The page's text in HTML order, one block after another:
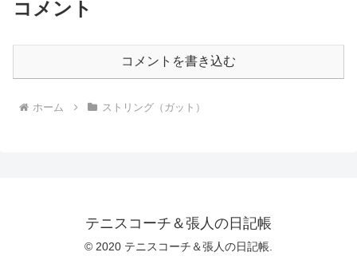
コメント
コメントを書き込む
ホーム ストリング（ガット）
テニスコーチ＆張人の日記帳
© 2020 テニスコーチ＆張人の日記帳.